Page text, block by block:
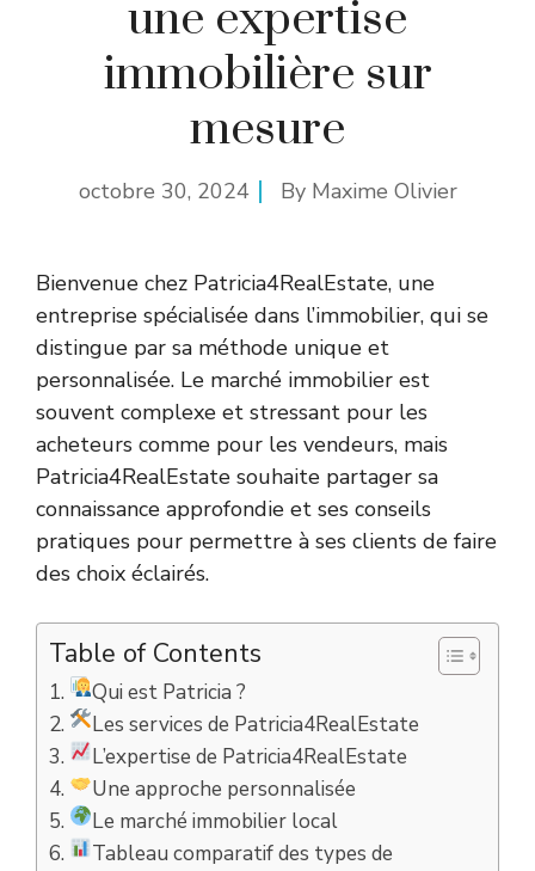
une expertise
immobilière sur
mesure
octobre 30, 2024 By Maxime Olivier
Bienvenue chez Patricia4RealEstate, une
entreprise spécialisée dans l’immobilier, qui se
distingue par sa méthode unique et
personnalisée. Le marché immobilier est
souvent complexe et stressant pour les
acheteurs comme pour les vendeurs, mais
Patricia4RealEstate souhaite partager sa
connaissance approfondie et ses conseils
pratiques pour permettre à ses clients de faire
des choix éclairés.
Table of Contents
Qui est Patricia ?
Les services de Patricia4RealEstate
L’expertise de Patricia4RealEstate
Une approche personnalisée
Le marché immobilier local
Tableau comparatif des types de